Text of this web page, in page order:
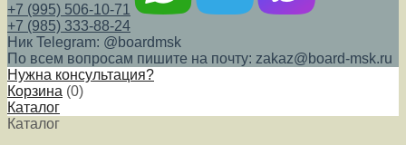
+7 (995) 506-10-71
+7 (985) 333-88-24
Ник Telegram: @boardmsk
По всем вопросам пишите на почту: zakaz@board-msk.ru
Нужна консультация?
Корзина (0)
Каталог
Каталог